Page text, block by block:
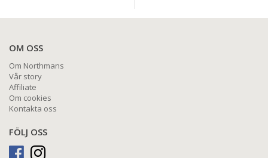
OM OSS
Om Northmans
Vår story
Affiliate
Om cookies
Kontakta oss
FÖLJ OSS